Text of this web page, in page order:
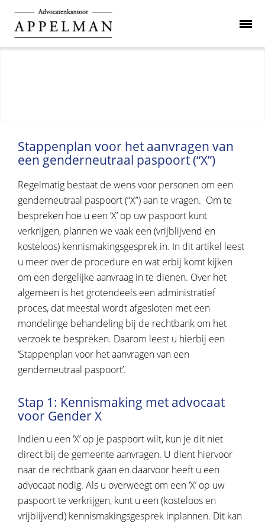
Stappenplan voor het aanvragen van
een genderneutraal paspoort (“X”)
Regelmatig bestaat de wens voor personen om een
genderneutraal paspoort (“X”) aan te vragen. Om te
bespreken hoe u een ‘X’ op uw paspoort kunt
verkrijgen, plannen we vaak een (vrijblijvend en
kosteloos) kennismakingsgesprek in. In dit artikel leest
u meer over de procedure en wat erbij komt kijken
om een dergelijke aanvraag in te dienen. Over het
algemeen is het grotendeels een administratief
proces, dat meestal wordt afgesloten met een
mondelinge behandeling bij de rechtbank om het
verzoek te bespreken. Daarom leest u hierbij een
‘Stappenplan voor het aanvragen van een
genderneutraal paspoort’.
Stap 1: Kennismaking met advocaat
voor Gender X
Indien u een ‘X’ op je paspoort wilt, kun je dit niet
direct bij de gemeente aanvragen. U dient hiervoor
naar de rechtbank gaan en daarvoor heeft u een
advocaat nodig. Als u overweegt om een ‘X’ op uw
paspoort te verkrijgen, kunt u een (kosteloos en
vrijblijvend) kennismakingsgesprek inplannen. Dit kan